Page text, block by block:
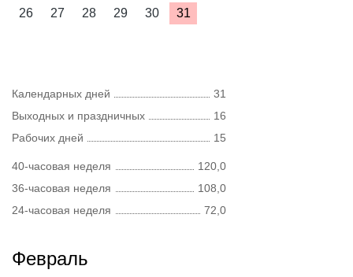
26
27 28 29 30 31
Календарных дней
31
Выходных и праздничных
16
Рабочих дней
15
40-часовая неделя
120,0
36-часовая неделя
108,0
24-часовая неделя
72,0
Февраль